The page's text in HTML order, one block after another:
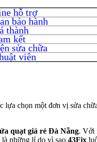
hỗ trợ
bảo hành
thành
kết
sửa chữa
viên
lựa chọn một đơn vị sửa
quạt giá rẻ Đà Nẵng. Với
là những lí do vì sao 43Fix